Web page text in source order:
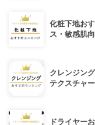
化粧下地お
ス・敏感肌
クレンジン
テクスチャ
ドライヤー